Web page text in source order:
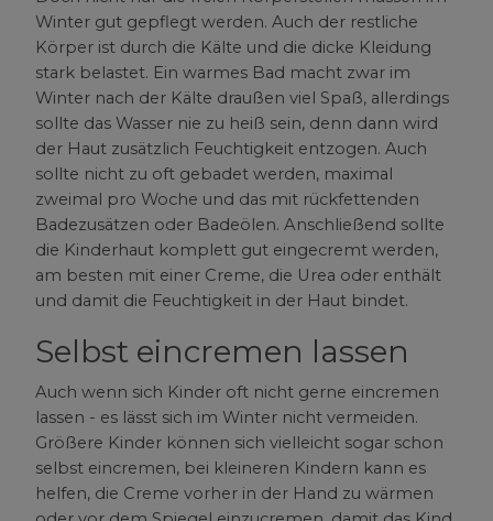
Winter gut gepflegt werden. Auch der restliche
Körper ist durch die Kälte und die dicke Kleidung
stark belastet. Ein warmes Bad macht zwar im
Winter nach der Kälte draußen viel Spaß, allerdings
sollte das Wasser nie zu heiß sein, denn dann wird
der Haut zusätzlich Feuchtigkeit entzogen. Auch
sollte nicht zu oft gebadet werden, maximal
zweimal pro Woche und das mit rückfettenden
Badezusätzen oder Badeölen. Anschließend sollte
die Kinderhaut komplett gut eingecremt werden,
am besten mit einer Creme, die Urea oder enthält
und damit die Feuchtigkeit in der Haut bindet.
Selbst eincremen lassen
Auch wenn sich Kinder oft nicht gerne eincremen
lassen - es lässt sich im Winter nicht vermeiden.
Größere Kinder können sich vielleicht sogar schon
selbst eincremen, bei kleineren Kindern kann es
helfen, die Creme vorher in der Hand zu wärmen